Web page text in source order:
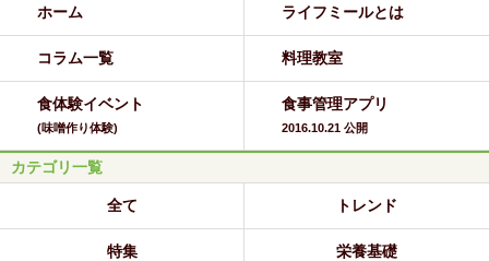
ホーム ライフミールとは
コラム一覧 料理教室
食体験イベント
(味噌作り体験)
食事管理アプリ
2016.10.21 公開
カテゴリ一覧
全て トレンド
特集 栄養基礎